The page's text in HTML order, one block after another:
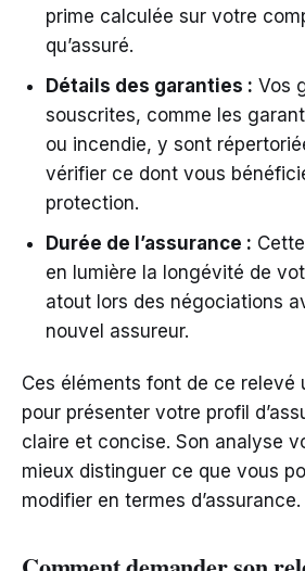
prime calculée sur votre
qu’assuré.
Détails des garanties : Vos
souscrites, comme les
ou incendie, y sont
vérifier ce dont vous
protection.
Durée de l’assurance :
en lumière la longévité de
atout lors des négociations
nouvel assureur.
Ces éléments font de ce relevé
pour présenter votre profil
claire et concise. Son analyse
mieux distinguer ce que vous
modifier en termes d’assurance.